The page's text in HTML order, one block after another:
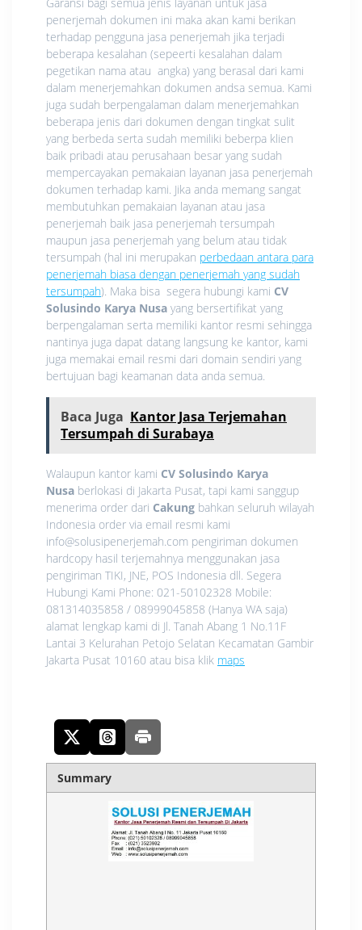
penerjemah dokumen ini maka akan kami berikan
terhadap pengguna jasa penerjemah jika terjadi
beberapa kesalahan (sepeerti kesalahan dalam
pegetikan nama atau angka) yang berasal dari kami
dalam menerjemahkan dokumen andsa semua. Kami
juga sudah berpengalaman dalam menerjemahkan
beberapa jenis dari dokumen dengan tingkat sulit
yang berbeda serta sudah memiliki beberpa klien
baik pribadi atau perusahaan besar yang sudah
mempercayakan pemakaian layanan jasa penerjemah
dokumen terhadap kami. Jika anda memang sangat
membutuhkan pemakaian layanan atau jasa
penerjemah baik jasa penerjemah tersumpah
maupun jasa penerjemah yang belum atau tidak
tersumpah (hal ini merupakan perbedaan antara para
penerjemah biasa dengan penerjemah yang sudah
tersumpah). Maka bisa segera hubungi kami CV
Solusindo Karya Nusa yang bersertifikat yang
berpengalaman serta memiliki kantor resmi sehingga
nantinya juga dapat datang langsung ke kantor, kami
juga memakai email resmi dari domain sendiri yang
bertujuan bagi keamanan data anda semua.
Baca Juga Kantor Jasa Terjemahan
Tersumpah di Surabaya
Walaupun kantor kami CV Solusindo Karya
Nusa berlokasi di Jakarta Pusat, tapi kami sanggup
menerima order dari Cakung bahkan seluruh wilayah
Indonesia order via email resmi kami
info@solusipenerjemah.com pengiriman dokumen
hardcopy hasil terjemahnya menggunakan jasa
pengiriman TIKI, JNE, POS Indonesia dll. Segera
Hubungi Kami Phone: 021-50102328 Mobile:
081314035858 / 08999045858 (Hanya WA saja)
alamat lengkap kami di Jl. Tanah Abang 1 No.11F
Lantai 3 Kelurahan Petojo Selatan Kecamatan Gambir
Jakarta Pusat 10160 atau bisa klik maps
Summary